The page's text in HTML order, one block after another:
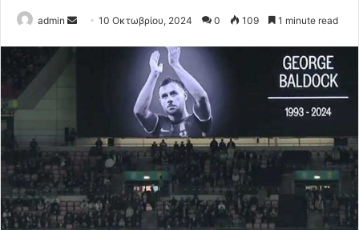
admin
Send10 Οκτωβρίου, 2024 0 109 1 minute read